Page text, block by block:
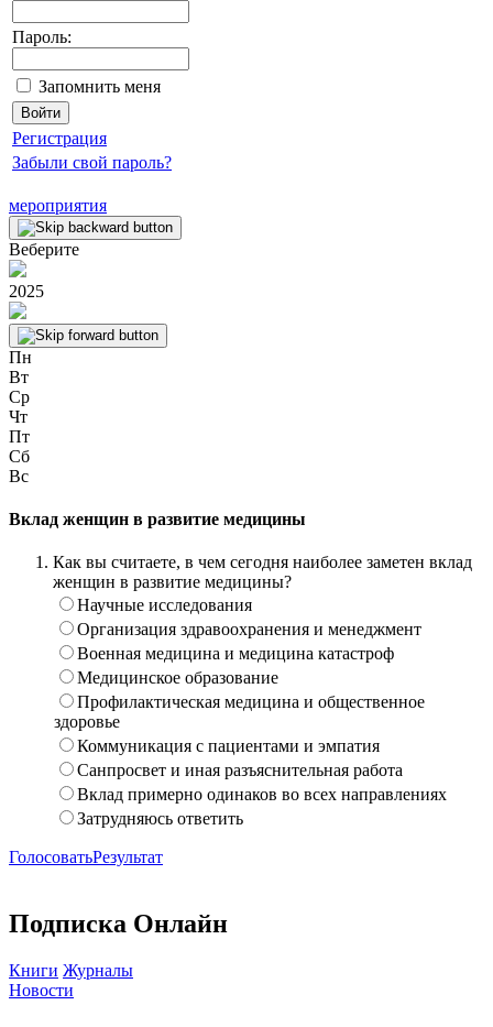
Пароль:
Запомнить меня
Регистрация
Забыли свой пароль?
мероприятия
Веберите
2025
Пн
Вт
Ср
Чт
Пт
Сб
Вс
Вклад женщин в развитие медицины
Как вы считаете, в чем сегодня наиболее заметен вклад
женщин в развитие медицины?
Научные исследования
Организация здравоохранения и менеджмент
Военная медицина и медицина катастроф
Медицинское образование
Профилактическая медицина и общественное
здоровье
Коммуникация с пациентами и эмпатия
Санпросвет и иная разъяснительная работа
Вклад примерно одинаков во всех направлениях
Затрудняюсь ответить
ГолосоватьРезультат
Подписка Онлайн
Книги Журналы
Новости